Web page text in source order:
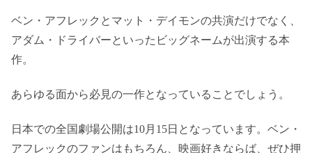
ベン・アフレックとマット・デイモンの共演だけでなく、
アダム・ドライバーといったビッグネームが出演する本
作。
あらゆる面から必見の一作となっていることでしょう。
日本での全国劇場公開は10月15日となっています。ベン・
アフレックのファンはもちろん、映画好きならば、ぜひ押